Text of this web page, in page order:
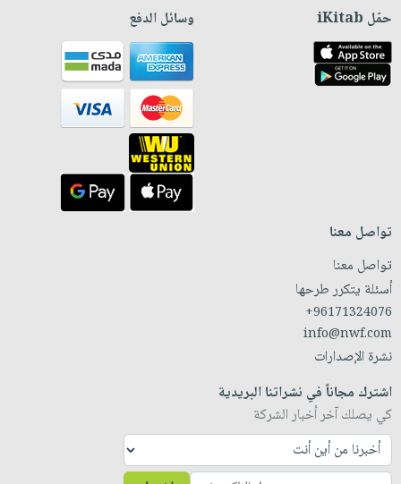
حمّل iKitab وسائل الدفع
تواصل معنا
تواصل معنا
أسئلة يتكرر طرحها
+96171324076
info@nwf.com
نشرة الإصدارات
اشترك مجاناً في نشراتنا البريدية
كي يصلك آخر أخبار الشركة